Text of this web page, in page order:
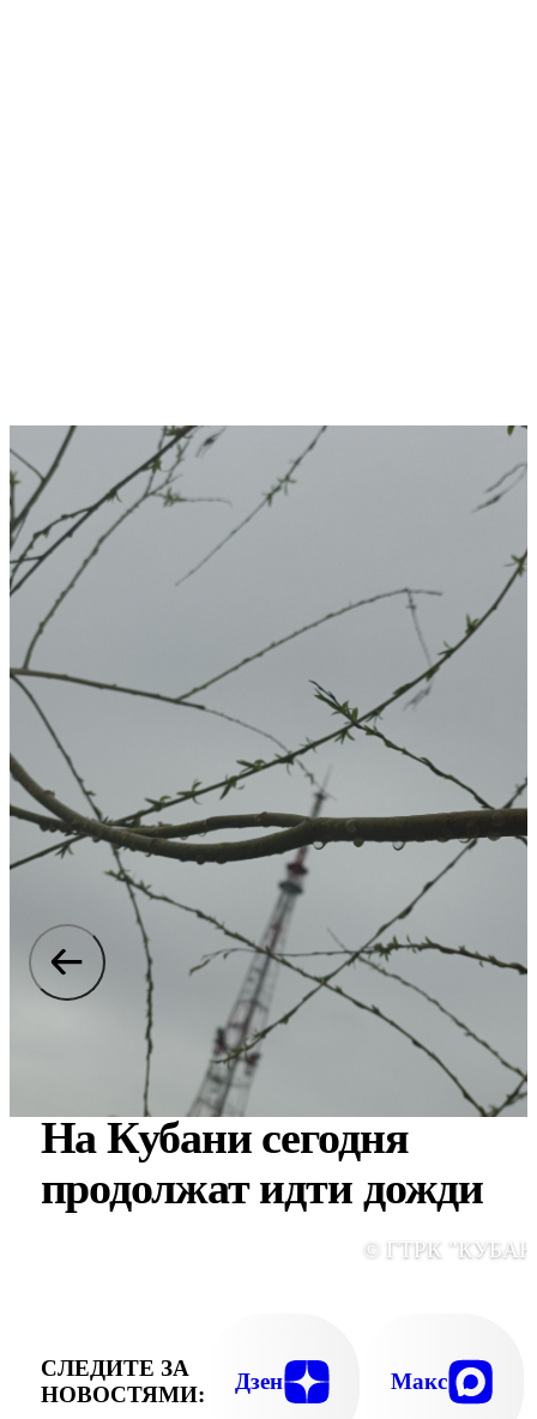
На Кубани сегодня
продолжат идти дожди
© ГТРК
СЛЕДИТЕ ЗА
НОВОСТЯМИ:
Дзен Макс